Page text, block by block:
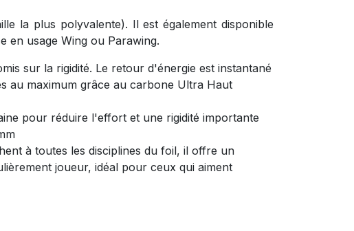
la plus polyvalente). Il est également disponible
en usage Wing ou Parawing.
sur la rigidité. Le retour d'énergie est instantané
au maximum grâce au carbone Ultra Haut
pour réduire l'effort et une rigidité importante
à toutes les disciplines du foil, il offre un
joueur, idéal pour ceux qui aiment